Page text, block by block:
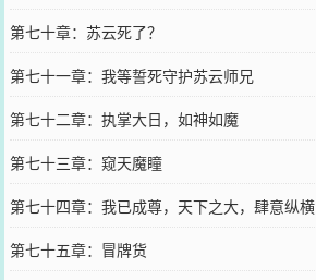
第七十章：苏云死了？
第七十一章：我等誓死守护苏云师兄
第七十二章：执掌大日，如神如魔
第七十三章：窥天魔瞳
第七十四章：我已成尊，天下之大，肆意纵横
第七十五章：冒牌货